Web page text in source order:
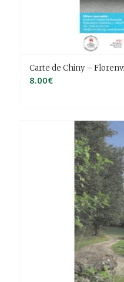
Carte de Chiny –
8.00€